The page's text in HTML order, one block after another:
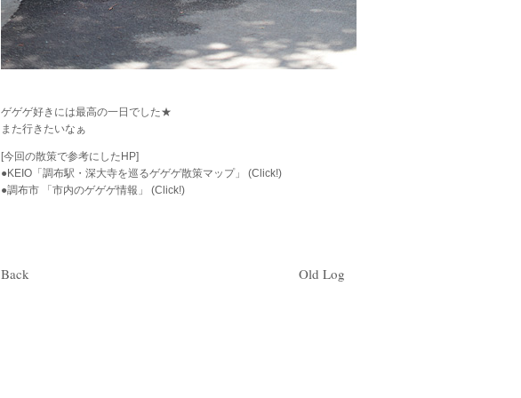
ゲゲゲ好きには最高の一日でした★
また行きたいなぁ
[今回の散策で参考にしたHP]
●KEIO「調布駅・深大寺を巡るゲゲゲ散策マップ」 (Click!)
●調布市 「市内のゲゲゲ情報」 (Click!)
Back Old Log